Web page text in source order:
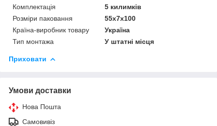
Комплектація
5 килимків
Розміри паковання
55x7x100
Країна-виробник товару
Україна
Тип монтажа
У штатні місця
Приховати
Умови доставки
Нова Пошта
Самовивіз